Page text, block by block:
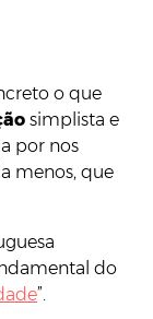
o que
simplista e
por nos
menos, que
do
”.